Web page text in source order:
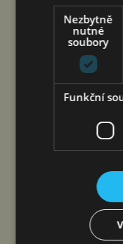
Společnost
Českou inspekcí
roky vedeno
heřmanické
zákonem a
Nezbytně
nutné
soubory
Funkční